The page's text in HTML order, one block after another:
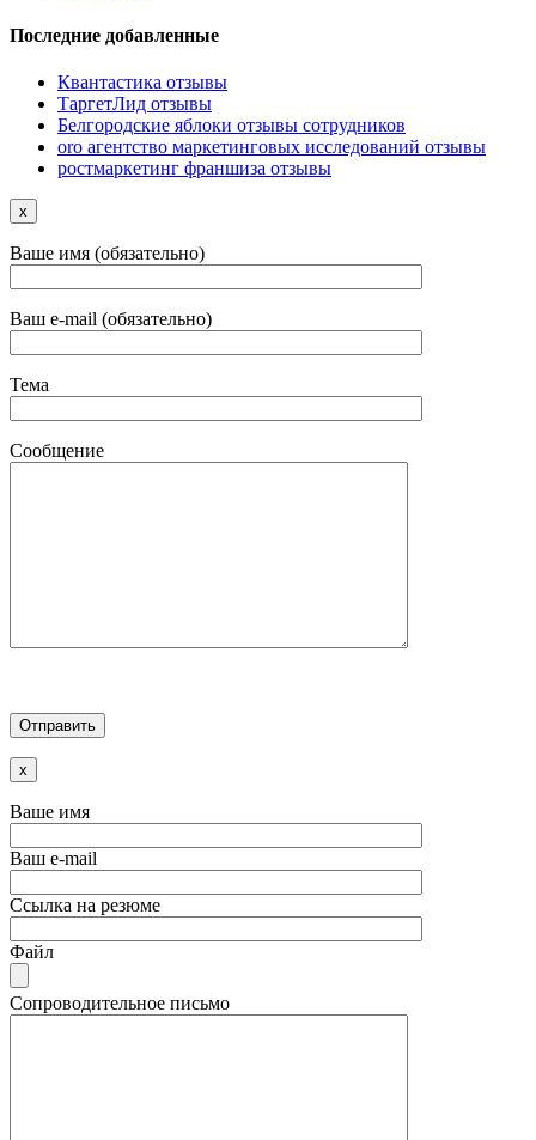
Последние добавленные
Квантастика отзывы
ТаргетЛид отзывы
Белгородские яблоки отзывы сотрудников
oro агентство маркетинговых исследований отзывы
ростмаркетинг франшиза отзывы
x
Ваше имя (обязательно)
Ваш e-mail (обязательно)
Тема
Сообщение
x
Ваше имя
Ваш e-mail
Ссылка на резюме
Файл
Сопроводительное письмо